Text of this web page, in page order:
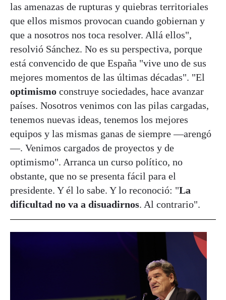
las amenazas de rupturas y quiebras territoriales
que ellos mismos provocan cuando gobiernan y
que a nosotros nos toca resolver. Allá ellos",
resolvió Sánchez. No es su perspectiva, porque
está convencido de que España "vive uno de sus
mejores momentos de las últimas décadas". "El
optimismo construye sociedades, hace avanzar
países. Nosotros venimos con las pilas cargadas,
tenemos nuevas ideas, tenemos los mejores
equipos y las mismas ganas de siempre —arengó
—. Venimos cargados de proyectos y de
optimismo". Arranca un curso político, no
obstante, que no se presenta fácil para el
presidente. Y él lo sabe. Y lo reconoció: "La
dificultad no va a disuadirnos. Al contrario".